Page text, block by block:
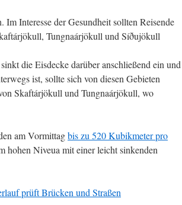
Interesse der Gesundheit sollten Reisende
Tungnaárjökull und Síðujökull
die Eisdecke darüber anschließend ein und
ist, sollte sich von diesen Gebieten
Skaftárjökull und Tungnaárjökull, wo
am Vormittagbis zu 520 Kubikmeter pro
hohen Niveua mit einer leicht sinkenden
prüft Brücken und Straßen